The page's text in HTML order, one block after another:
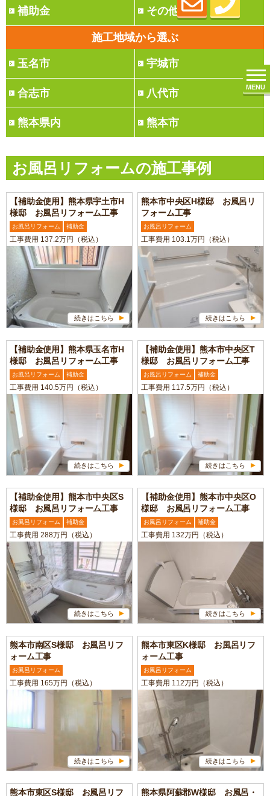
MENU
補助金 その他
施工地域から選ぶ
玉名市 宇城市
合志市 八代市
熊本県内 熊本市
お風呂リフォームの施工事例
【補助金使用】熊本県宇土市H
様邸 お風呂リフォーム工事
お風呂リフォーム 補助金
工事費用 137.2万円（税込）
続きはこちら
熊本市中央区H様邸 お風呂リ
フォーム工事
お風呂リフォーム
工事費用 103.1万円（税込）
続きはこちら
【補助金使用】熊本県玉名市H
様邸 お風呂リフォーム工事
お風呂リフォーム 補助金
工事費用 140.5万円（税込）
続きはこちら
【補助金使用】熊本市中央区T
様邸 お風呂リフォーム工事
お風呂リフォーム 補助金
工事費用 117.5万円（税込）
続きはこちら
【補助金使用】熊本市中央区S
様邸 お風呂リフォーム工事
お風呂リフォーム 補助金
工事費用 288万円（税込）
続きはこちら
【補助金使用】熊本市中央区O
様邸 お風呂リフォーム工事
お風呂リフォーム 補助金
工事費用 132万円（税込）
続きはこちら
熊本市南区S様邸 お風呂リフ
ォーム工事
お風呂リフォーム
工事費用 165万円（税込）
続きはこちら
熊本市東区K様邸 お風呂リフ
ォーム工事
お風呂リフォーム
工事費用 112万円（税込）
続きはこちら
熊本市東区S様邸 お風呂リフ
熊本県阿蘇郡W様邸 お風呂・